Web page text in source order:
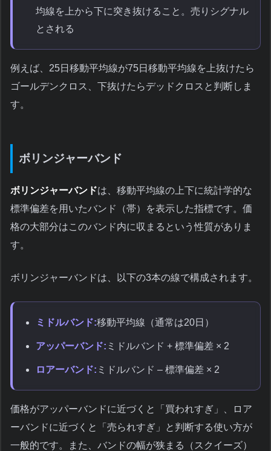
均線を上から下に突き抜けること。売りシグナル
とされる
例えば、25日移動平均線が75日移動平均線を上抜けたら
ゴールデンクロス、下抜けたらデッドクロスと判断しま
す。
ボリンジャーバンド
ボリンジャーバンドは、移動平均線の上下に統計学的な
標準偏差を用いたバンド（帯）を表示した指標です。価
格の大部分はこのバンド内に収まるという性質がありま
す。
ボリンジャーバンドは、以下の3本の線で構成されます。
ミドルバンド:移動平均線（通常は20日）
アッパーバンド: ミドルバンド + 標準偏差 × 2
ロアーバンド: ミドルバンド – 標準偏差 × 2
価格がアッパーバンドに近づくと「買われすぎ」、ロア
ーバンドに近づくと「売られすぎ」と判断する使い方が
一般的です。また、バンドの幅が狭まる（スクイーズ）